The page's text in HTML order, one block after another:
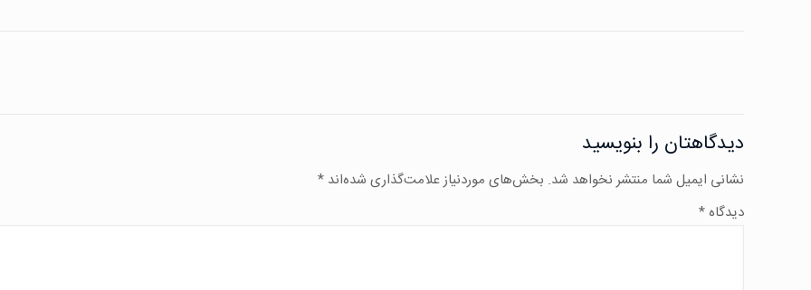
دیدگاهتان را بنویسید
نشانی ایمیل شما منتشر نخواهد شد. بخش‌های موردنیاز علامت‌گذاری شده‌اند *
دیدگاه*